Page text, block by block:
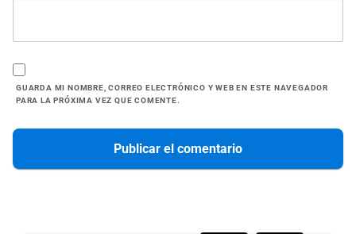
GUARDA MI NOMBRE, CORREO ELECTRÓNICO Y WEB EN ESTE NAVEGADOR
PARA LA PRÓXIMA VEZ QUE COMENTE.